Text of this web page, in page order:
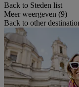
Back to Steden list
Meer weergeven (9)
Back to other